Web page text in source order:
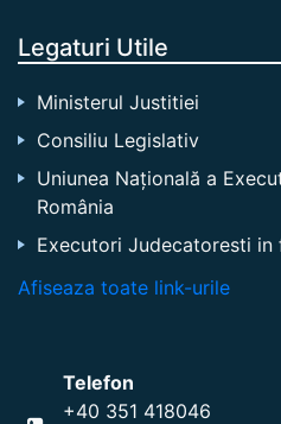
Legaturi Utile
Ministerul Justitiei
Consiliu Legislativ
Uniunea Națională a
România
Executori Judecatoresti in
Afiseaza toate link-urile
Telefon
+40 351 418046